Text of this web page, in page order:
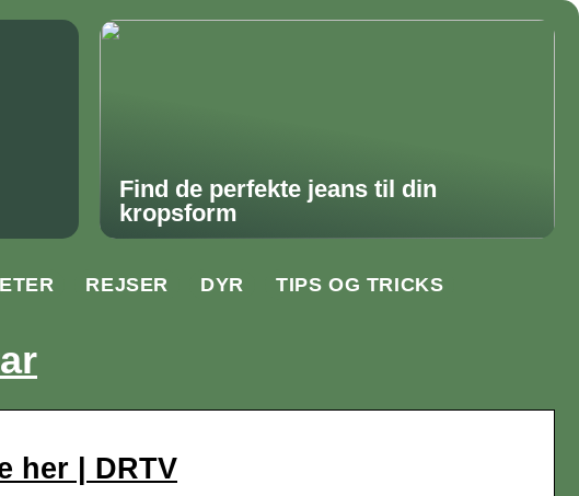
Find de perfekte jeans til din
kropsform
REJSER DYR TIPS OG TRICKS
her | DRTV